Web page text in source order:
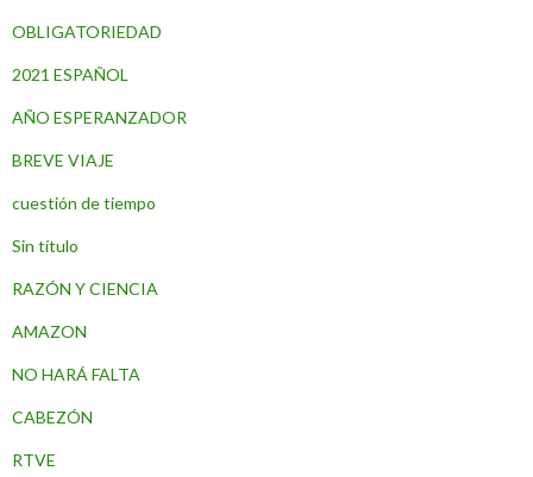
OBLIGATORIEDAD
2021 ESPAÑOL
AÑO ESPERANZADOR
BREVE VIAJE
cuestión de tiempo
Sin título
RAZÓN Y CIENCIA
AMAZON
NO HARÁ FALTA
CABEZÓN
RTVE